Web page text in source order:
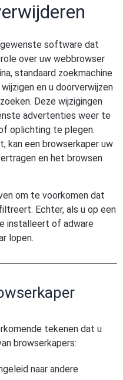
software dat
over uw webbrowser
standaard zoekmachine
en u doorverwijzen
Deze wijzigingen
advertenties weer te
oplichting te plegen.
kan een browserkaper uw
en het browsen
om te voorkomen dat
Echter, als u op een
installeert of adware
lopen.
tekenen dat u
browserkapers:
naar andere